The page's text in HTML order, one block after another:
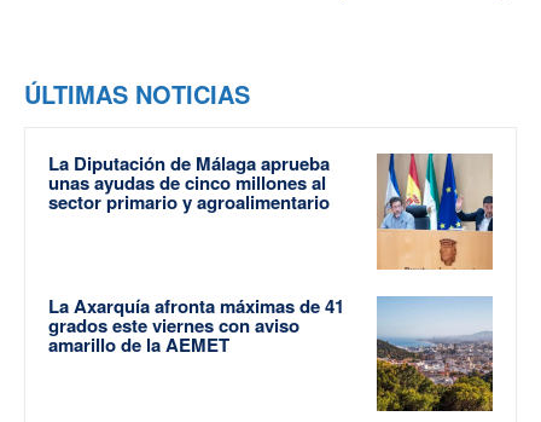
ÚLTIMAS NOTICIAS
La Diputación de Málaga aprueba
unas ayudas de cinco millones al
sector primario y agroalimentario
La Axarquía afronta máximas de 41
grados este viernes con aviso
amarillo de la AEMET